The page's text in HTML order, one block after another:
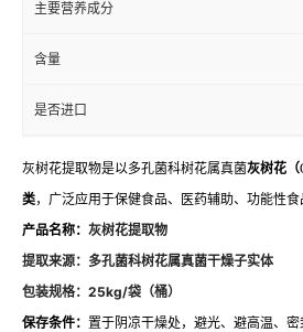
主要营养成分
含量
是否进口
灰树花提取物是以多孔菌科树花属真菌灰树花（
类，广泛应用于保健食品、医药辅助、功能性食
产品名称： 灰树花提取物
提取来源： 多孔菌科树花属真菌干燥子实体
包装规格：25kg/袋（桶）
保存条件： 置于阴凉干燥处，避光、避高温、